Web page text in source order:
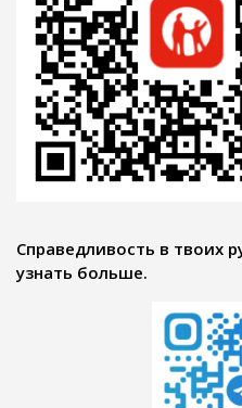
Справедливость в твоих
узнать больше.